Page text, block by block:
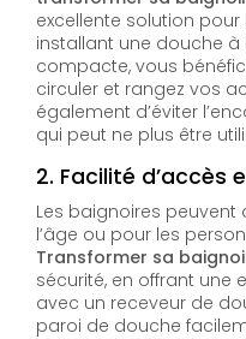
excellente solution pour
installant une douche à
compacte, vous
circuler et rangez vos
également d’éviter
qui peut ne plus être
2. Facilité d’accès
Les baignoires peuvent
l’âge ou pour les
Transformer sa
sécurité, en offrant une
avec un receveur de
paroi de douche